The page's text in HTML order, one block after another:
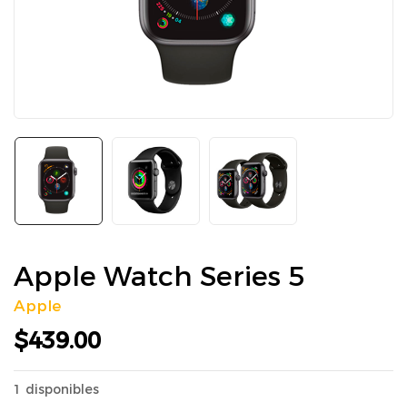
Apple Watch Series 5
Apple
$439.00
1 disponibles